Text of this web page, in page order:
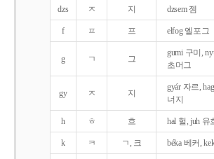
dzs ㅈ 지 dzsem 젬
f ㅍ 프 elfog 엘포그
g ㄱ 그
gumi 구미,
초머그
gy ㅈ 지
gyár 자르,
너지
h ㅎ 흐 hal 헐, juh 유
k ㅋ ㄱ, 크 béka 베커,